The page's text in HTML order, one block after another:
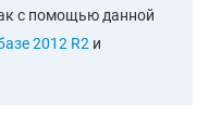
с помощью данной
2012 R2 и